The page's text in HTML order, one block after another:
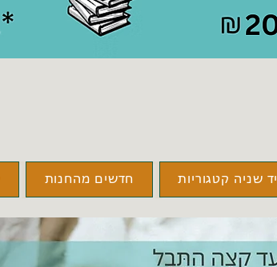
יד שניה קטגוריות חדשים מהחנות